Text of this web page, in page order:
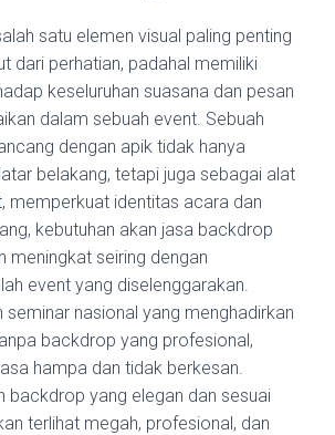
satu elemen visual paling penting
dari perhatian, padahal memiliki
keseluruhan suasana dan pesan
dalam sebuah event. Sebuah
dengan apik tidak hanya
belakang, tetapi juga sebagai alat
memperkuat identitas acara dan
kebutuhan akan jasa backdrop
meningkat seiring dengan
event yang diselenggarakan.
seminar nasional yang menghadirkan
backdrop yang profesional,
hampa dan tidak berkesan.
backdrop yang elegan dan sesuai
terlihat megah, profesional, dan